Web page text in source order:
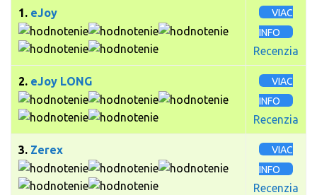
1. eJoy
VIAC
INFO
Recenzia
2. eJoy LONG
VIAC
INFO
Recenzia
3. Zerex
VIAC
INFO
Recenzia